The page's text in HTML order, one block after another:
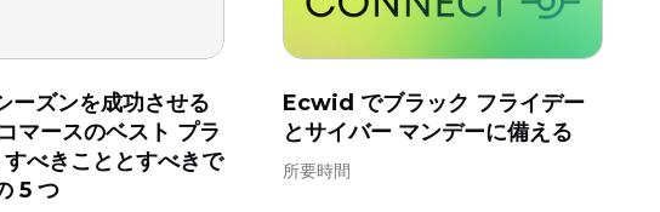
ーズンを成功させる
マースのベスト プラ
べきこととすべきで
5 つ
Ecwid でブラック フライデー
とサイバー マンデーに備える
所要時間